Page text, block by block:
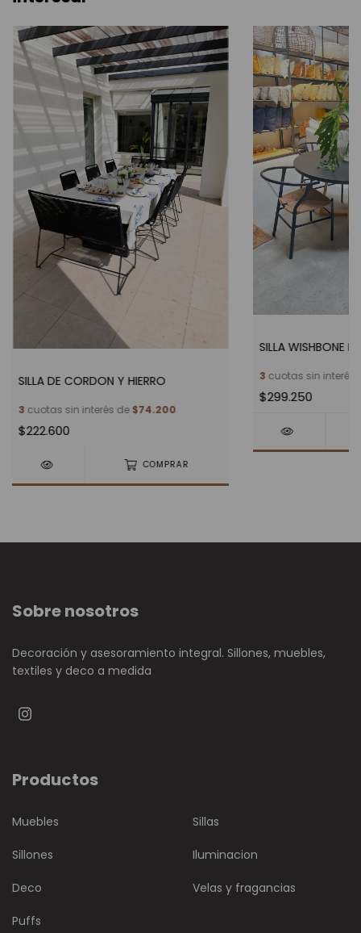
SILLA DE CORDON Y HIERRO
3 cuotas sin interés de$74.200
$222.600
COMPRAR
SILLA WISHBONE
3 cuotas sin interés
$299.250
Sobre nosotros
Decoración y asesoramiento integral. Sillones, muebles,
textiles y deco a medida
Productos
Muebles Sillas
Sillones Iluminacion
Deco Velas y fragancias
Puffs